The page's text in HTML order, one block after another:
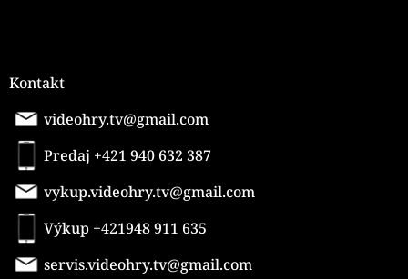
Kontakt
videohry.tv@gmail.com
Predaj +421 940 632 387
vykup.videohry.tv@gmail.com
Výkup +421948 911 635
servis.videohry.tv@gmail.com